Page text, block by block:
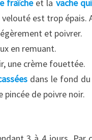
fraîche et la vache
est trop épais.
et poivrer.
en remuant.
une crème fouettée.
dans le fond
pincée de poivre noir.